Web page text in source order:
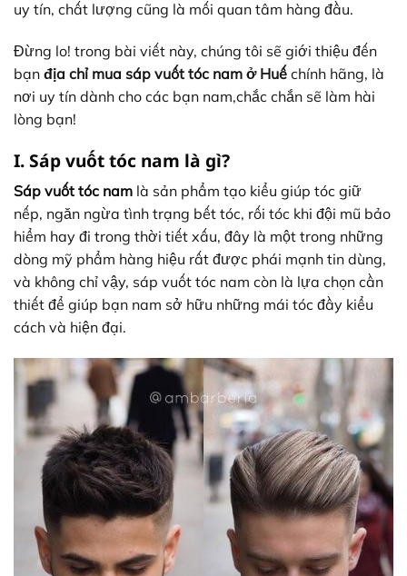
uy tín, chất lượng cũng là mối quan tâm hàng đầu.
Đừng lo! trong bài viết này, chúng tôi sẽ giới thiệu đến
bạn địa chỉ mua sáp vuốt tóc nam ở Huế chính hãng, là
nơi uy tín dành cho các bạn nam,chắc chắn sẽ làm hài
lòng bạn!
I. Sáp vuốt tóc nam là gì?
Sáp vuốt tóc nam là sản phẩm tạo kiểu giúp tóc giữ
nếp, ngăn ngừa tình trạng bết tóc, rối tóc khi đội mũ bảo
hiểm hay đi trong thời tiết xấu, đây là một trong những
dòng mỹ phẩm hàng hiệu rất được phái mạnh tin dùng,
và không chỉ vậy, sáp vuốt tóc nam còn là lựa chọn cần
thiết để giúp bạn nam sở hữu những mái tóc đầy kiểu
cách và hiện đại.